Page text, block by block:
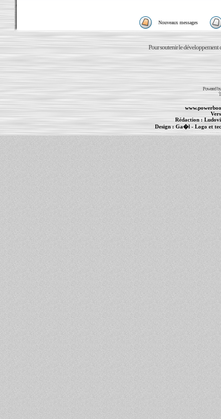
Nouveaux messages
Pour soutenir le développement
Powered
Rédaction :
Design :Ga�l- Logo et
Informations : PowerBook- MacBook Pro -